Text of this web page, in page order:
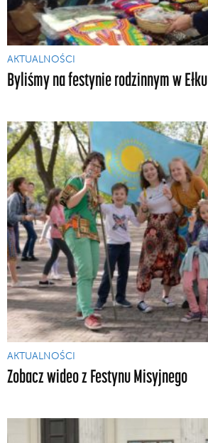
AKTUALNOŚCI
Byliśmy na festynie rodzinnym w Ełku
AKTUALNOŚCI
Zobacz wideo z Festynu Misyjnego